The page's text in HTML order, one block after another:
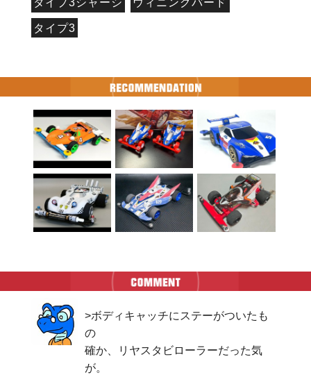
タイプ3シャーシ ウィニングバード
タイプ3
>ボディキャッチにステーがついたも
の
確か、リヤスタビローラーだった気
が。